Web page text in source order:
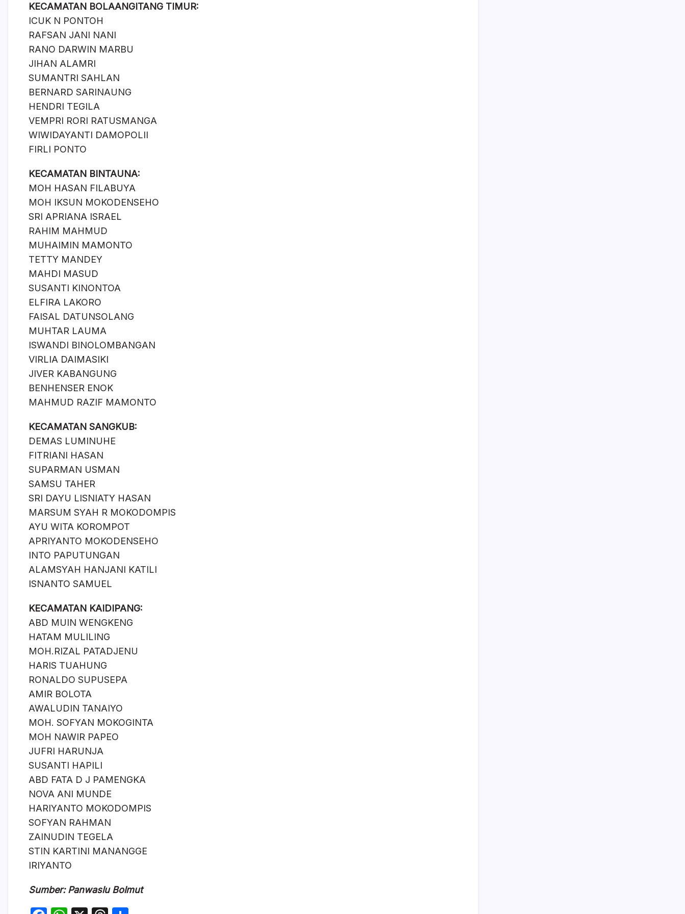
KECAMATAN BOLAANGITANG TIMUR:
ICUK N PONTOH
RAFSAN JANI NANI
RANO DARWIN MARBU
JIHAN ALAMRI
SUMANTRI SAHLAN
BERNARD SARINAUNG
HENDRI TEGILA
VEMPRI RORI RATUSMANGA
WIWIDAYANTI DAMOPOLII
FIRLI PONTO
KECAMATAN BINTAUNA:
MOH HASAN FILABUYA
MOH IKSUN MOKODENSEHO
SRI APRIANA ISRAEL
RAHIM MAHMUD
MUHAIMIN MAMONTO
TETTY MANDEY
MAHDI MASUD
SUSANTI KINONTOA
ELFIRA LAKORO
FAISAL DATUNSOLANG
MUHTAR LAUMA
ISWANDI BINOLOMBANGAN
VIRLIA DAIMASIKI
JIVER KABANGUNG
BENHENSER ENOK
MAHMUD RAZIF MAMONTO
KECAMATAN SANGKUB:
DEMAS LUMINUHE
FITRIANI HASAN
SUPARMAN USMAN
SAMSU TAHER
SRI DAYU LISNIATY HASAN
MARSUM SYAH R MOKODOMPIS
AYU WITA KOROMPOT
APRIYANTO MOKODENSEHO
INTO PAPUTUNGAN
ALAMSYAH HANJANI KATILI
ISNANTO SAMUEL
KECAMATAN KAIDIPANG:
ABD MUIN WENGKENG
HATAM MULILING
MOH.RIZAL PATADJENU
HARIS TUAHUNG
RONALDO SUPUSEPA
AMIR BOLOTA
AWALUDIN TANAIYO
MOH. SOFYAN MOKOGINTA
MOH NAWIR PAPEO
JUFRI HARUNJA
SUSANTI HAPILI
ABD FATA D J PAMENGKA
NOVA ANI MUNDE
HARIYANTO MOKODOMPIS
SOFYAN RAHMAN
ZAINUDIN TEGELA
STIN KARTINI MANANGGE
IRIYANTO
Sumber: Panwaslu Bolmut